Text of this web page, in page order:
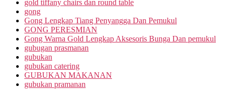
gold tiffany chairs dan round table
gong
Gong Lengkap Tiang Penyangga Dan Pemukul
GONG PERESMIAN
Gong Warna Gold Lengkap Aksesoris Bunga Dan pemukul
gubugan prasmanan
gubukan
gubukan catering
GUBUKAN MAKANAN
gubukan pramanan